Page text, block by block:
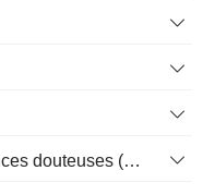
Provision cumulée pour créances douteuses (Supple)